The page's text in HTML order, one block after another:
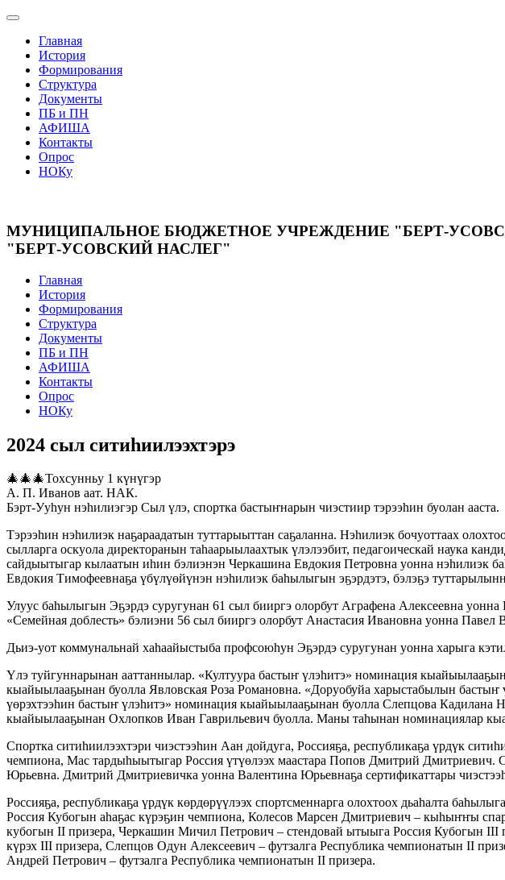
Главная
История
Формирования
Структура
Документы
ПБ и ПН
АФИША
Контакты
Опрос
НОКу
МУНИЦИПАЛЬНОЕ БЮДЖЕТНОЕ УЧРЕЖДЕНИЕ "БЕРТ-
"БЕРТ-УСОВСКИЙ НАСЛЕГ"
Главная
История
Формирования
Структура
Документы
ПБ и ПН
АФИША
Контакты
Опрос
НОКу
2024 сыл ситиһиилээхтэрэ
🎄🎄🎄Тохсунньу 1 күнүгэр
А. П. Иванов аат. НАК.
Бэрт-Ууһун нэһилиэгэр Сыл үлэ, спортка бастыҥнарын чиэстиир тэрээһин буолан ааста.
Тэрээһин нэһилиэк наҕараадатын туттарыыттан саҕаланна. Нэһилиэк бочуоттаах
сылларга оскуола директоранын таһаарыылаахтык үлэлээбит, педагоическай наука
сайдыытыгар кылаатын иһин бэлиэнэн Черкашина Евдокия Петровна уонна нэһилиэк
Евдокия Тимофеевнаҕа үбүлүөйүнэн нэһилиэк баһылыгын эҕэрдэтэ, бэлэҕэ
Улуус баһылыгын Эҕэрдэ суругунан 61 сыл бииргэ олорбут Аграфена Алексеевна
«Семейная доблесть» бэлиэни 56 сыл бииргэ олорбут Анастасия Ивановна уонна Павел
Дьиэ-уот коммунальнай хаһаайыстыба профсоюһун Эҕэрдэ суругунан уонна харыга
Үлэ туйгуннарынан ааттаннылар. «Култуура бастыҥ үлэһитэ» номинация
кыайыылааҕынан буолла Явловская Роза Романовна. «Доруобуйа харыстабылын
үөрэхтээһин бастыҥ үлэһитэ» номинация кыайыылааҕынан буолла Слепцова Кадилана
кыайыылааҕынан Охлопков Иван Гаврильевич буолла. Маны таһынан номинациялар
Спортка ситиһиилээхтэри чиэстээһин Аан дойдуга, Россияҕа, республикаҕа үрдүк
чемпиона, Мас тардыһыытыгар Россия үтүөлээх маастара Попов Дмитрий
Юрьевна. Дмитрий Дмитриевичка уонна Валентина Юрьевнаҕа сертификаттары
Россияҕа, республикаҕа үрдүк көрдөрүүлээх спортсменнарга олохтоох дьаһалта
Россия Кубогын аһаҕас күрэҕин чемпиона, Колесов Марсен Дмитриевич – кыһыҥҥы
кубогын II призера, Черкашин Мичил Петрович – стендовай ытыыга Россия Кубогын
күрэх III призера, Слепцов Одун Алексеевич – футзалга Республика чемпионатын II
Андрей Петрович – футзалга Республика чемпионатын II призера.